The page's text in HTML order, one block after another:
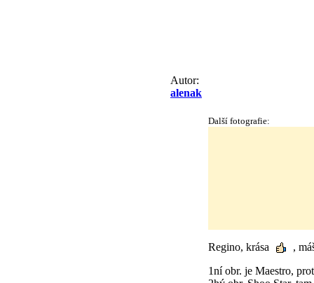
Autor:
alenak
Další fotografie:
Regino, krása
,
1ní obr. je Maestro,